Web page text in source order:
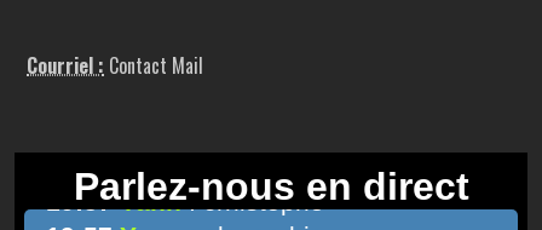
Courriel : Contact Mail